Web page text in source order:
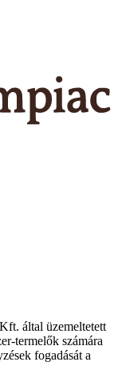
által üzemeltetett
termelők számára
fogadását a